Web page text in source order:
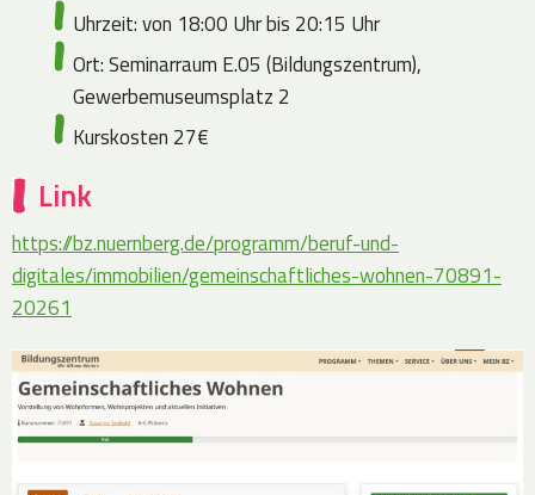
Uhrzeit: von 18:00 Uhr bis 20:15 Uhr
Ort: Seminarraum E.05 (Bildungszentrum),
Gewerbemuseumsplatz 2
Kurskosten 27€
Link
https://bz.nuernberg.de/programm/beruf-und-
digitales/immobilien/gemeinschaftliches-wohnen-70891-
20261